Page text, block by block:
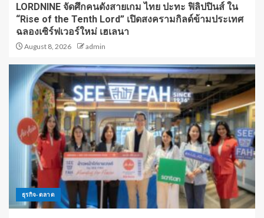
LORDNINE จัดศึกคนดังสายเกม ไทย ปะทะ ฟิลิปปินส์ ใน
“Rise of the Tenth Lord” เปิดสงครามกิลด์ข้ามประเทศ
ฉลองเซิร์ฟเวอร์ใหม่ เฮเลนา
August 8, 2026 admin
ธุรกิจ-ตลาด